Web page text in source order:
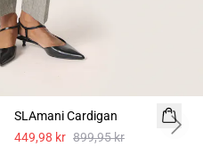
SLAmani Cardigan
449,98 kr 899,95 kr Next